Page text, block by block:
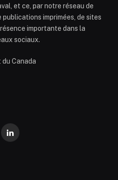
et ce, par notre réseau de
imprimées, de sites
importante dans la
sociaux.
du Canada
LinkedIn